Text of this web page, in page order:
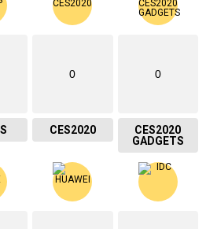
0
CES2020
0
CES2020
GADGETS